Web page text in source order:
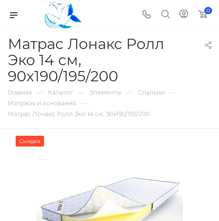
0
Матрас Лонакс Ролл
Эко 14 см,
90х190/195/200
Главная — Каталог — Элементы — Спальни —
Матрасы и основания —
Матрас Лонакс Ролл Эко 14 см, 90х190/195/200
Скидка